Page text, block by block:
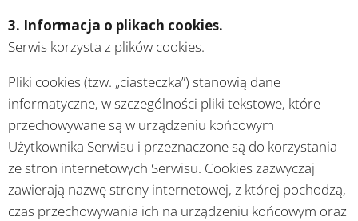
3. Informacja o plikach cookies.
Serwis korzysta z plików cookies.
Pliki cookies (tzw. „ciasteczka”) stanowią dane
informatyczne, w szczególności pliki tekstowe, które
przechowywane są w urządzeniu końcowym
Użytkownika Serwisu i przeznaczone są do korzystania
ze stron internetowych Serwisu. Cookies zazwyczaj
zawierają nazwę strony internetowej, z której pochodzą,
czas przechowywania ich na urządzeniu końcowym oraz